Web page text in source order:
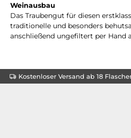
Weinausbau
Das Traubengut für diesen
traditionelle und besonders
anschließend ungefiltert per Hand
Kostenloser Versand ab 18